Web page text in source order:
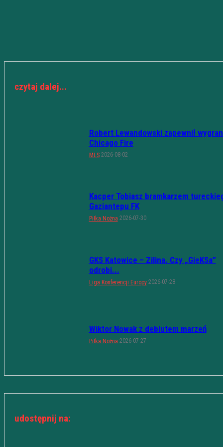
czytaj dalej...
Robert Lewandowski zapewnił
Chicago Fire
MLS 2026-08-02
Kacper Tobiasz bramkarzem
Gaziantepu FK
Piłka Nożna 2026-07-30
GKS Katowice – Zilina. Czy „GieKSa”
odrobi...
Liga Konferencji Europy 2026-07-28
Wiktor Nowak z debiutem marzeń
Piłka Nożna 2026-07-27
udostępnij na: